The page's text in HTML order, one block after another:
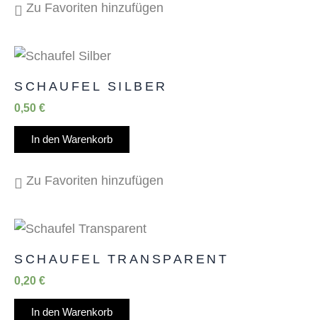
Zu Favoriten hinzufügen
SCHAUFEL SILBER
0,50 €
In den Warenkorb
Zu Favoriten hinzufügen
SCHAUFEL TRANSPARENT
0,20 €
In den Warenkorb